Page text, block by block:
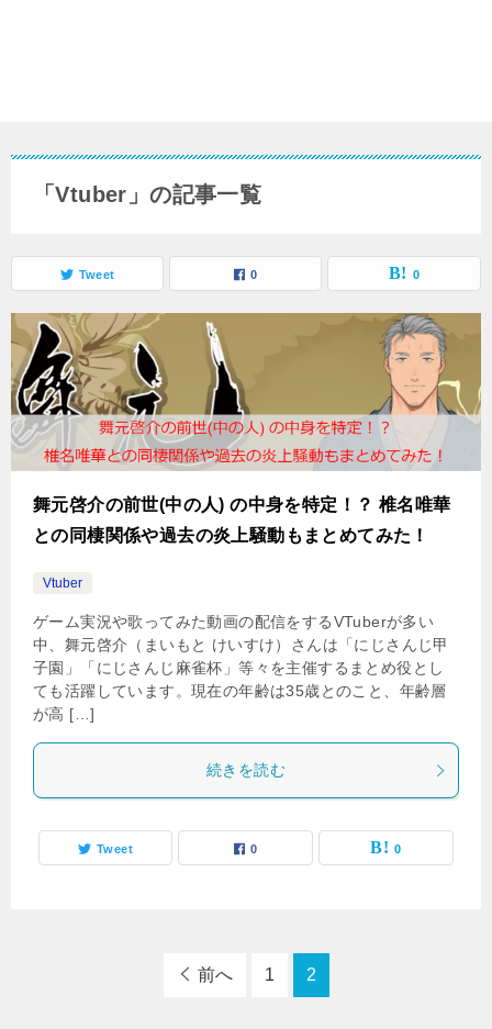
「Vtuber」の記事一覧
Tweet 0 0
舞元啓介の前世(中の人) の中身を特定！？ 椎名唯華
との同棲関係や過去の炎上騒動もまとめてみた！
Vtuber
ゲーム実況や歌ってみた動画の配信をするVTuberが多い
中、舞元啓介（まいもと けいすけ）さんは「にじさんじ甲
子園」「にじさんじ麻雀杯」等々を主催するまとめ役とし
ても活躍しています。現在の年齢は35歳とのこと、年齢層
が高 […]
続きを読む
Tweet 0 0
前へ 1 2